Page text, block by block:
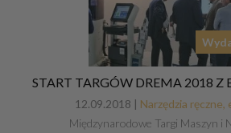
START TARGÓW DREMA 2018 Z
12.09.2018 | Narzędzia
Międzynarodowe Targi Maszyn i